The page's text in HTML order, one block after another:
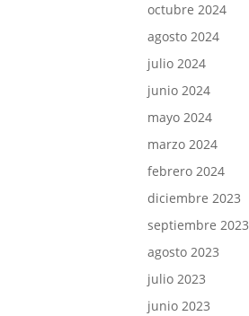
octubre 2024
agosto 2024
julio 2024
junio 2024
mayo 2024
marzo 2024
febrero 2024
diciembre 2023
septiembre 2023
agosto 2023
julio 2023
junio 2023